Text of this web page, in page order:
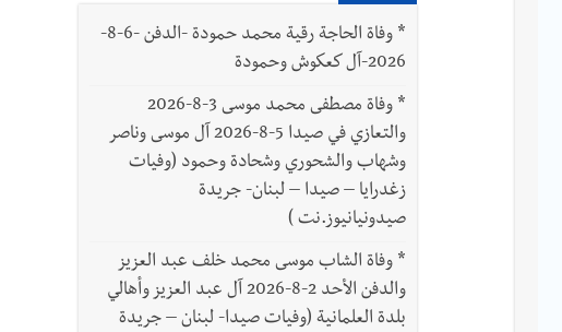
*
وفاة الحاجة رقية محمد حمودة -الدفن -6-8-
2026-آل كعكوش وحمودة
*
وفاة مصطفى محمد موسى 3-8-2026
والتعازي في صيدا 5-8-2026 آل موسى وناصر
وشهاب والشحوري وشحادة وحمود (وفيات
زغدرايا – صيدا – لبنان- جريدة
صيدونيانيوز.نت )
* وفاة الشاب موسى محمد خلف عبد العزيز
والدفن الأحد 2-8-2026 آل عبد العزيز وأهالي
بلدة العلمانية (وفيات صيدا- لبنان – جريدة